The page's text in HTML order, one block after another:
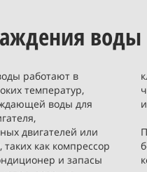
воды
работают в
температур,
воды для
двигателей или
как компрессор
и запасы